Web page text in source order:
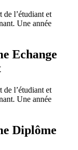
l’étudiant et
Une année
Echange
l’étudiant et
Une année
Diplôme